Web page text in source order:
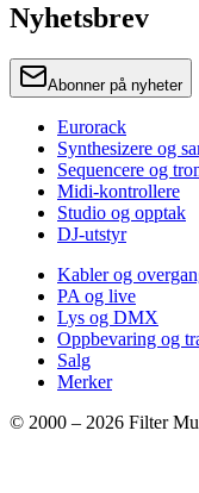
Nyhetsbrev
Abonner på nyheter
Eurorack
Synthesizere og
Sequencere og
Midi-kontrollere
Studio og opptak
DJ-utstyr
Kabler og
PA og live
Lys og DMX
Oppbevaring og
Salg
Merker
© 2000 – 2026 Filter